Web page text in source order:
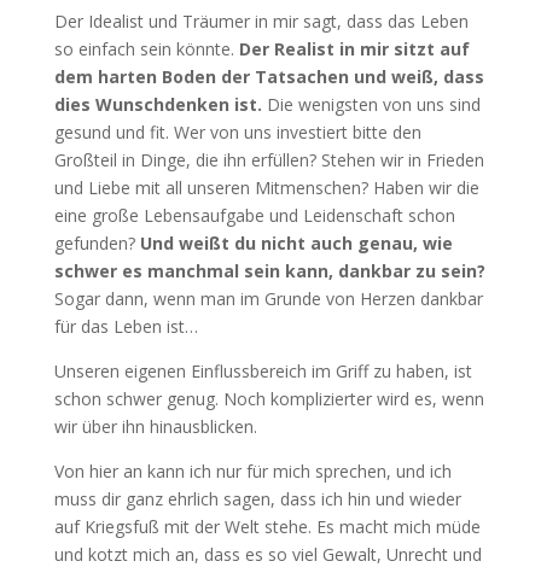
Der Idealist und Träumer in mir sagt, dass das Leben
so einfach sein könnte. Der Realist in mir sitzt auf
dem harten Boden der Tatsachen und weiß, dass
dies Wunschdenken ist. Die wenigsten von uns sind
gesund und fit. Wer von uns investiert bitte den
Großteil in Dinge, die ihn erfüllen? Stehen wir in Frieden
und Liebe mit all unseren Mitmenschen? Haben wir die
eine große Lebensaufgabe und Leidenschaft schon
gefunden? Und weißt du nicht auch genau, wie
schwer es manchmal sein kann, dankbar zu sein?
Sogar dann, wenn man im Grunde von Herzen dankbar
für das Leben ist…
Unseren eigenen Einflussbereich im Griff zu haben, ist
schon schwer genug. Noch komplizierter wird es, wenn
wir über ihn hinausblicken.
Von hier an kann ich nur für mich sprechen, und ich
muss dir ganz ehrlich sagen, dass ich hin und wieder
auf Kriegsfuß mit der Welt stehe. Es macht mich müde
und kotzt mich an, dass es so viel Gewalt, Unrecht und